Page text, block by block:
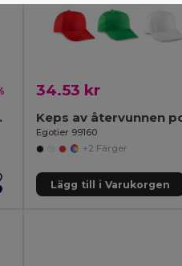
34.53 kr
Egotier 99160
+2 Färger
Lägg till i Varukorgen